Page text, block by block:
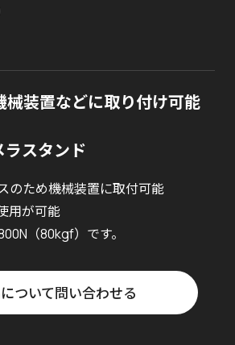
械装置などに取り付け可能
ラスタンド
のため機械装置に取付可能
用が可能
（80kgf）です。
ついて問い合わせる